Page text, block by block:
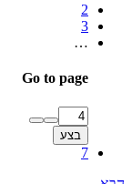
2
3
…
Go to page
בצע
7